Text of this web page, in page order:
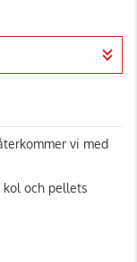
vi med
och pellets